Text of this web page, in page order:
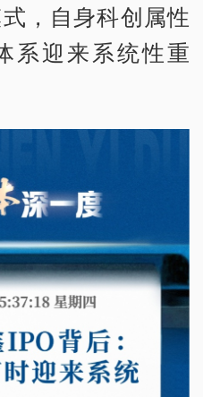
，自身科创属性
系迎来系统性重